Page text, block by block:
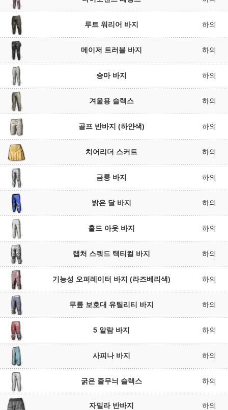
루트 워리어 바지 하의
메이저 트러블 바지 하의
승마 바지 하의
겨울용 슬랙스 하의
골프 반바지 (하얀색) 하의
치어리더 스커트 하의
금룡 바지 하의
밝은 달 바지 하의
홀드 아웃 바지 하의
랩처 스쿼드 택티컬 바지 하의
기능성 오퍼레이터 바지 (라즈베리색) 하의
무릎 보호대 유틸리티 바지 하의
5 알람 바지 하의
사피나 바지 하의
굵은 줄무늬 슬랙스 하의
자밀라 반바지 하의